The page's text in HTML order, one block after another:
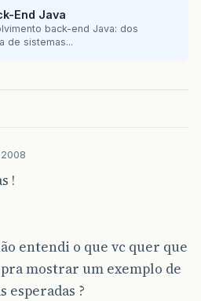
End Java
back-end Java: dos
de sistemas...
!
entendi o que vc quer que
mostrar um exemplo de
esperadas ?